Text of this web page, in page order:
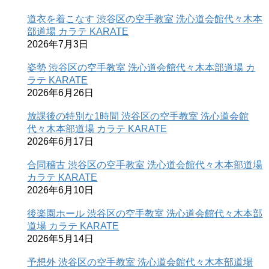
道衣を着こなす 渋谷区の空手教室 洗心道会館代々木本
部道場 カラテ KARATE
2026年7月3日
姿勢 渋谷区の空手教室 洗心道会館代々木本部道場 カ
ラテ KARATE
2026年6月26日
放課後の特別な1時間 渋谷区の空手教室 洗心道会館
代々木本部道場 カラテ KARATE
2026年6月17日
合同稽古 渋谷区の空手教室 洗心道会館代々木本部道場
カラテ KARATE
2026年6月10日
後楽園ホール 渋谷区の空手教室 洗心道会館代々木本部
道場 カラテ KARATE
2026年5月14日
予想外 渋谷区の空手教室 洗心道会館代々木本部道場